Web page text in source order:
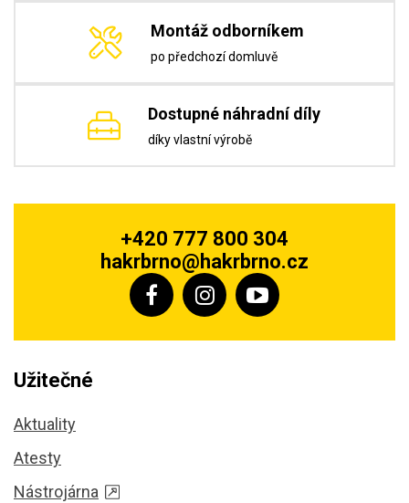
Montáž odborníkem
po předchozí domluvě
Dostupné náhradní díly
díky vlastní výrobě
+420 777 800 304
hakrbrno@hakrbrno.cz
Užitečné
Aktuality
Atesty
Nástrojárna